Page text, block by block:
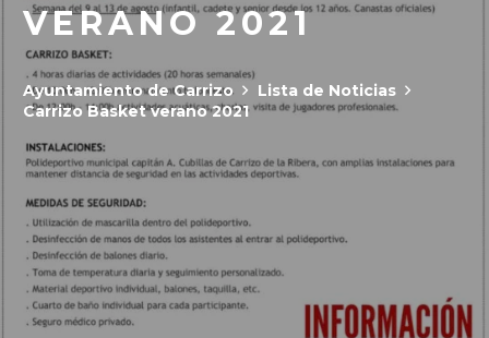
VERANO 2021
Ayuntamiento de Carrizo
Lista de Noticias
Carrizo Basket verano 2021